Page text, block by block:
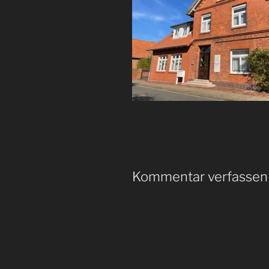
Kommentar verfassen